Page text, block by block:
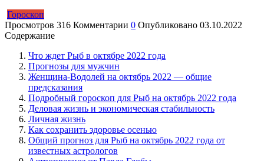
Гороскоп
Просмотров 316 Комментарии 0 Опубликовано 03.10.2022
Содержание
Что ждет Рыб в октябре 2022 года
Прогнозы для мужчин
Женщина-Водолей на октябрь 2022 — общие
предсказания
Подробный гороскоп для Рыб на октябрь 2022 года
Деловая жизнь и экономическая стабильность
Личная жизнь
Как сохранить здоровье осенью
Общий прогноз для Рыб на октябрь 2022 года от
известных астрологов